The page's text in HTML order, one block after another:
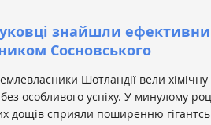
знайшли
Сосновського
Шотландії вели
особливого успіху. У минулому
дощів сприяли поширенню